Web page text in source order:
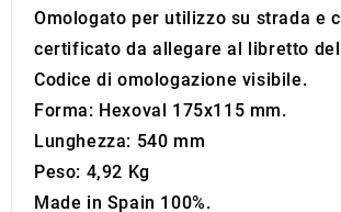
Omologato per utilizzo su strada e
certificato da allegare al libretto
Codice di omologazione visibile.
Forma: Hexoval 175x115 mm.
Lunghezza: 540 mm
Peso: 4,92 Kg
Made in Spain 100%.